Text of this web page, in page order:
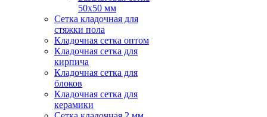
50x50 мм
Сетка кладочная для
стяжки пола
Кладочная сетка оптом
Кладочная сетка для
кирпича
Кладочная сетка для
блоков
Кладочная сетка для
керамики